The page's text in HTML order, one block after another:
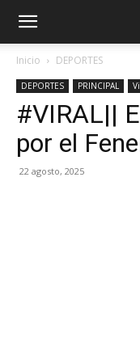
Inicio DEPORTES
DEPORTES PRINCIPAL
#VIRAL||
por el
22 agosto, 2025